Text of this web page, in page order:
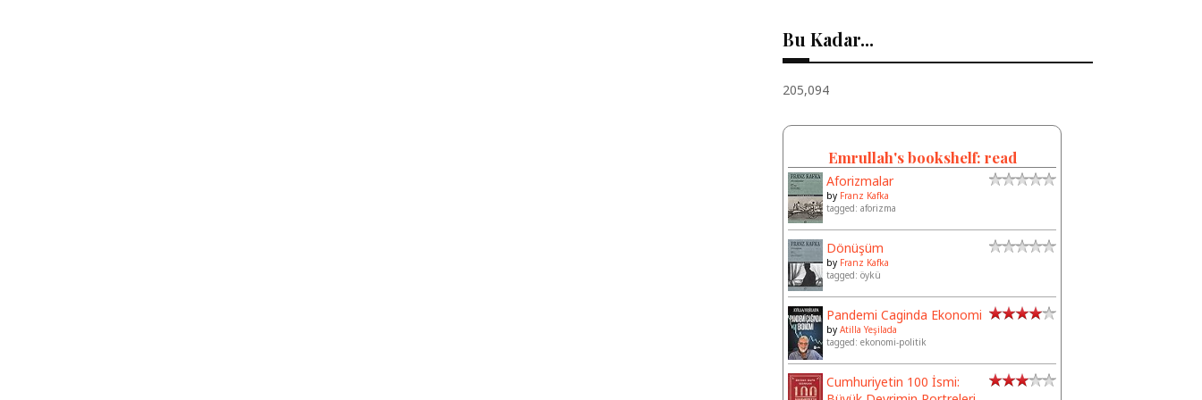
Bu Kadar...
205,094
Emrullah's bookshelf: read
Aforizmalar
by Franz Kafka
tagged: aforizma
Dönüşüm
by Franz Kafka
tagged: öykü
Pandemi Caginda Ekonomi
byAtilla Yeşilada
tagged: ekonomi-politik
Cumhuriyetin 100 İsmi: